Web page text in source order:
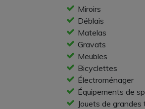
Miroirs
Déblais
Matelas
Gravats
Meubles
Bicyclettes
Électroménager
Équipements de
Jouets de grandes